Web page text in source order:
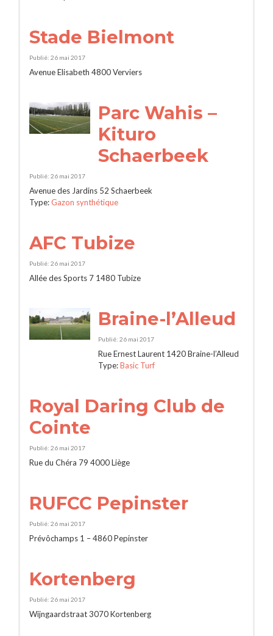
Stade Bielmont
Publié: 26 mai 2017
Avenue Elisabeth 4800 Verviers
Parc Wahis –
Kituro
Schaerbeek
Publié: 26 mai 2017
Avenue des Jardins 52 Schaerbeek
Type:Gazon synthétique
AFC Tubize
Publié: 26 mai 2017
Allée des Sports 7 1480 Tubize
Braine-l’Alleud
Publié: 26 mai 2017
Rue Ernest Laurent 1420 Braine-l’Alleud
Type:Basic Turf
Royal Daring Club de
Cointe
Publié: 26 mai 2017
Rue du Chéra 79 4000 Liège
RUFCC Pepinster
Publié: 26 mai 2017
Prévôchamps 1 – 4860 Pepinster
Kortenberg
Publié: 26 mai 2017
Wijngaardstraat 3070 Kortenberg